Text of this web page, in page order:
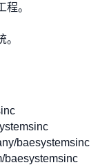
。
baesystemsinc
baesystemsinc